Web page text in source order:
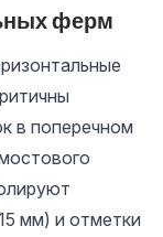
ферм
в поперечном
мм) и отметки